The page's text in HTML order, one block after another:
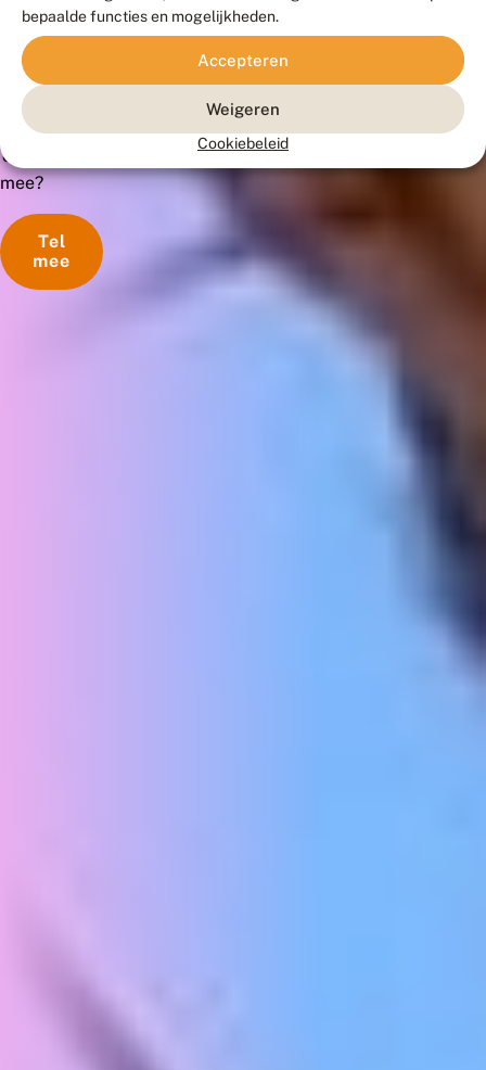
bepaalde functies en mogelijkheden.
Accepteren
Weigeren
Cookiebeleid
in
de
tuin!
Tel
ook
mee?
Tel
mee